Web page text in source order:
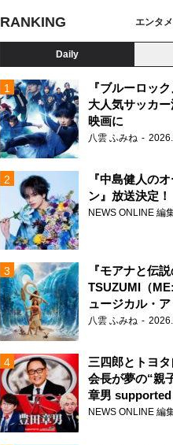
RANKING エンタ
Daily
『ブルーロッ
大人気サッカ
映画に
八雲 ふみね
『中島健人の
ン』放送決定！
NEWS ONLINE 編
『モアナと伝説
TSUZUMI（
ュージカル・
声を響かせる
八雲 ふみね
三四郎とトヨ
会長が夢の“親
章男
ルナイトニッ
NEWS ONLINE 編